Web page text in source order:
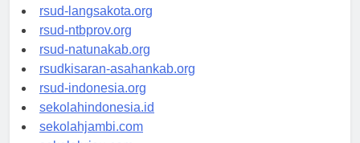
rsud-langsakota.org
rsud-ntbprov.org
rsud-natunakab.org
rsudkisaran-asahankab.org
rsud-indonesia.org
sekolahindonesia.id
sekolahjambi.com